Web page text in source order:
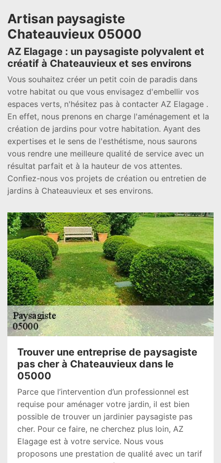
Artisan paysagiste
Chateauvieux 05000
AZ Elagage : un paysagiste polyvalent et
créatif à Chateauvieux et ses environs
Vous souhaitez créer un petit coin de paradis dans
votre habitat ou que vous envisagez d'embellir vos
espaces verts, n'hésitez pas à contacter AZ Elagage .
En effet, nous prenons en charge l'aménagement et la
création de jardins pour votre habitation. Ayant des
expertises et le sens de l'esthétisme, nous saurons
vous rendre une meilleure qualité de service avec un
résultat parfait et à la hauteur de vos attentes.
Confiez-nous vos projets de création ou entretien de
jardins à Chateauvieux et ses environs.
Trouver une entreprise de paysagiste
pas cher à Chateauvieux dans le
05000
Parce que l’intervention d’un professionnel est
requise pour aménager votre jardin, il est bien
possible de trouver un jardinier paysagiste pas
cher. Pour ce faire, ne cherchez plus loin, AZ
Elagage est à votre service. Nous vous
proposons une prestation de qualité avec un tarif